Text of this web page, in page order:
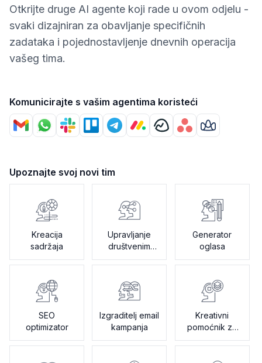
Otkrijte druge AI agente koji rade u ovom odjelu -
svaki dizajniran za obavljanje specifičnih
zadataka i pojednostavljenje dnevnih operacija
vašeg tima.
Komunicirajte s vašim agentima koristeći
Upoznajte svoj novi tim
Kreacija
sadržaja
Upravljanje
društvenim
mrežama
Generator
oglasa
SEO
optimizator
Izgraditelj email
kampanja
Kreativni
pomoćnik za
brifove